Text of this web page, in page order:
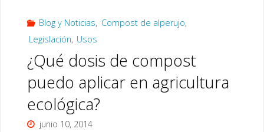
Blog y Noticias, Compost de alperujo,
Legislación, Usos
¿Qué dosis de compost
puedo aplicar en agricultura
ecológica?
junio 10, 2014